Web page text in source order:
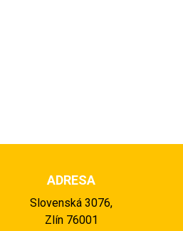
ADRESA
Slovenská 3076,
Zlín 76001